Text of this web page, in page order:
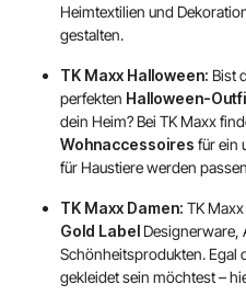
Heimtextilien und
gestalten.
TK Maxx Halloween: Bist
perfekten Halloween-
dein Heim? Bei TK Maxx
Wohnaccessoires für ein
für Haustiere werden
TK Maxx Damen: TK
Gold Label Designerware,
Schönheitsprodukten. Egal
gekleidet sein möchtest –